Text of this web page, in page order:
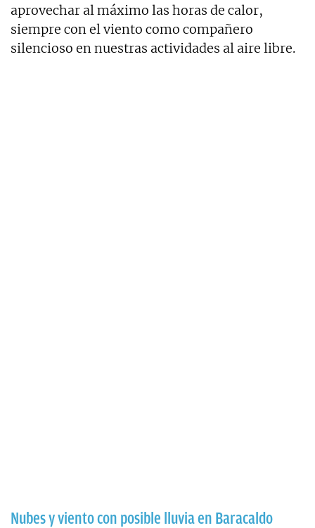
aprovechar al máximo las horas de calor,
siempre con el viento como compañero
silencioso en nuestras actividades al aire libre.
Nubes y viento con posible lluvia en Baracaldo